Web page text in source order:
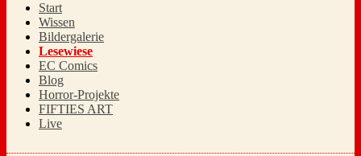
Start
Wissen
Bildergalerie
Lesewiese
EC Comics
Blog
Horror-Projekte
FIFTIES ART
Live